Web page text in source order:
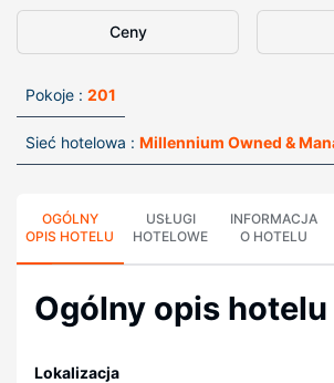
Ceny
Pokoje : 201
Sieć hotelowa : Millennium Owned &
OGÓLNY
OPIS HOTELU
USŁUGI
HOTELOWE
INFORMACJA
O HOTELU
Ogólny opis hotelu
Lokalizacja